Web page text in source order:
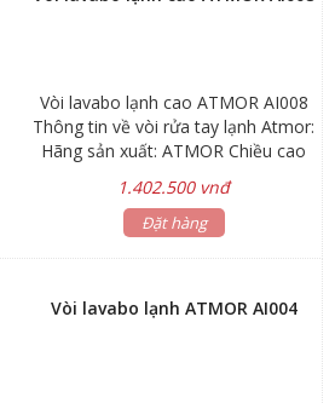
Vòi lavabo lạnh cao ATMOR AI008
Thông tin về vòi rửa tay lạnh Atmor:
Hãng sản xuất: ATMOR Chiều cao
miệng vòi: 165mm Lớp xi mạ:
chrome Bảo hành: sen vòi 3 năm,
phụ kiện 1 năm
1.402.500 vnđ
Đặt hàng
Vòi lavabo lạnh ATMOR AI004